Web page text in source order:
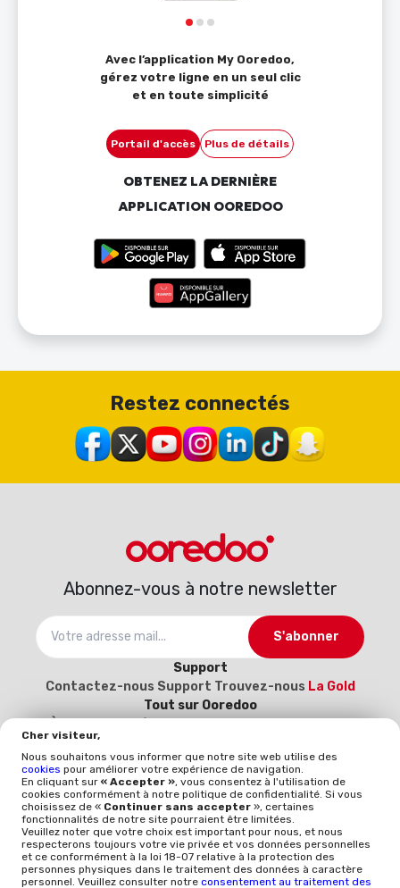
Cher visiteur,
Nous souhaitons vous informer que notre site web utilise des
cookies pour améliorer votre expérience de navigation.
En cliquant sur « Accepter », vous consentez à l'utilisation de
cookies conformément à notre politique de confidentialité. Si vous
choisissez de « Continuer sans accepter », certaines
fonctionnalités de notre site pourraient être limitées.
Veuillez noter que votre choix est important pour nous, et nous
respecterons toujours votre vie privée et vos données personnelles
et ce conformément à la loi 18-07 relative à la protection des
personnes physiques dans le traitement des données à caractère
personnel. Veuillez consulter notre consentement au traitement des
Avec l’application My Ooredoo,
gérez votre ligne en un seul clic
et en toute simplicité
Portail d'accès Plus de détails
OBTENEZ LA DERNIÈRE
APPLICATION OOREDOO
Restez connectés
Abonnez-vous à notre newsletter
S'abonner
Support
Contactez-nous Support Trouvez-nous La Gold
Tout sur Ooredoo
2025-2026
vous ici)
Politique et qualité
Mentions légales Politique qualitéWhistleblowing
ISO 9001ISO-CEI 27001Données à caractère
personnel Politique générale de protection des
données